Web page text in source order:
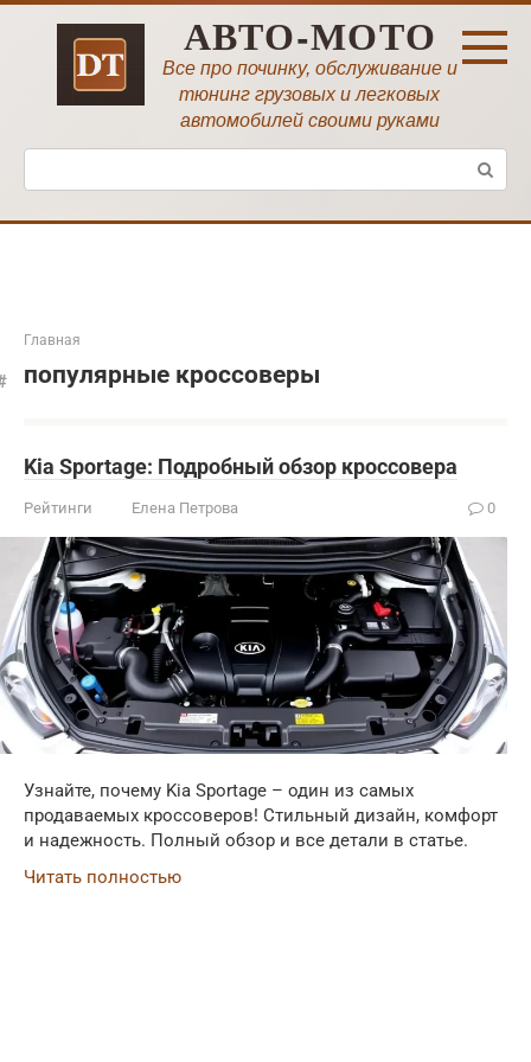
Перейти
АВТО-МОТО
Все про починку, обслуживание и
тюнинг грузовых и легковых
автомобилей своими руками
Поиск:
Главная
популярные кроссоверы
Kia Sportage: Подробный обзор кроссовера
Рейтинги Елена Петрова 0
Узнайте, почему Kia Sportage – один из самых
продаваемых кроссоверов! Стильный дизайн, комфорт
и надежность. Полный обзор и все детали в статье.
Читать полностью